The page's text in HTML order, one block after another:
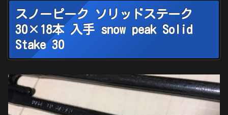
スノーピーク ソリッドステーク
30×18本 入手 snow peak Solid
Stake 30